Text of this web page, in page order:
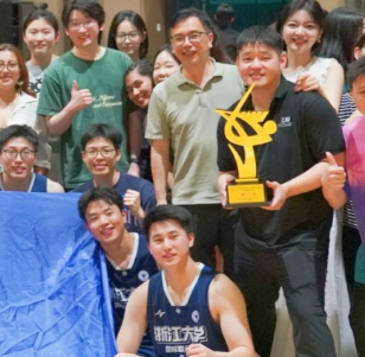
云看校园
组织机构
校园地图
访客预约
展厅预约
研究生招生
通知动态
国际生招生
机构&活动
语言中心
图书馆
书院
科研动态
技术转化
活力在国际校区
人物故事